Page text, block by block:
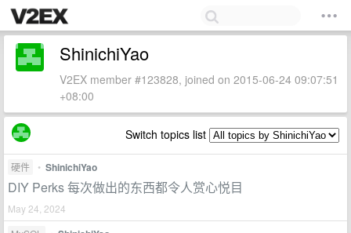
ShinichiYao
V2EX member #123828, joined on 2015-06-24 09:07:51
+08:00
Switch topics list
硬件 • ShinichiYao
DIY Perks 每次做出的东西都令人赏心悦目
May 24, 2024